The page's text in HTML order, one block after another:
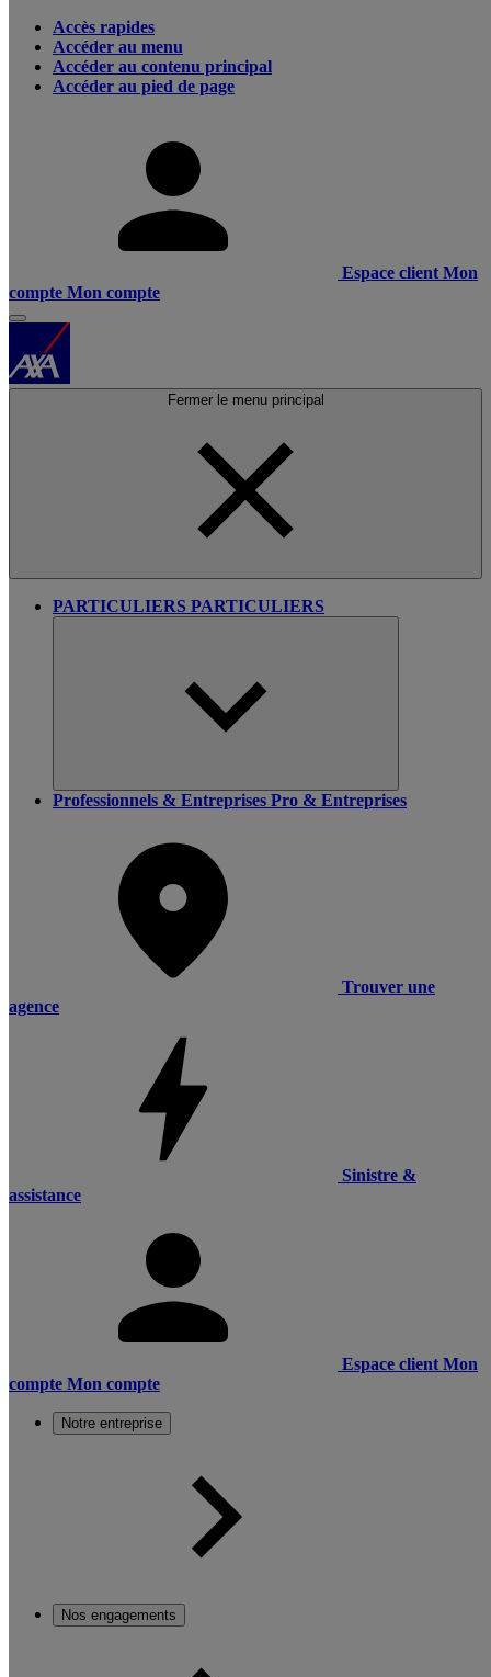
Accès rapides
Accéder au menu
Accéder au contenu principal
Accéder au pied de page
Espace client Mon
compte Mon compte
Fermer le menu principal
PARTICULIERS PARTICULIERS
Professionnels & Entreprises Pro & Entreprises
Trouver une
agence
Sinistre &
assistance
Espace client Mon
compte Mon compte
Notre entreprise
Nos engagements